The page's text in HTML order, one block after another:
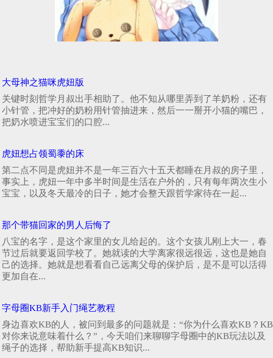
大母神之猫咪虎妞版
关键时刻哲学月叔出手相助了。他不知从哪里弄到了羊奶粉，还有
小针管，把冲好的奶粉用针管抽进来，然后一一掰开小猫的嘴巴，
把奶水喷进宝宝们的口腔...
虎妞想占领蜀黍的床
第二点不同是虎妞并不是一年三百六十五天都睡在月叔的房子里，
事实上，虎妞一年中多半时间是生活在户外的，只有每年两次生小
宝宝，以及冬天最冷的日子，她才会整天跟哲学家待在一起...
那个带猫回家的男人后悔了
八宝的名字，是这个家里的女儿给起的。这个女孩儿刚上大一，春
节过后就要返回学校了。她就读的大学离家很远很远，这也是她自
己的选择。她就是想看看自己远离父母的保护后，是不是可以活得
更加自在...
字母圈KB新手入门绳艺教程
身边喜欢KB的人，被问到最多的问题就是：“你为什么喜欢KB？KB
对你来说意味着什么？”，今天咱们来聊聊字母圈中的KB玩法以及
绳子的选择，帮助新手提高KB知识...